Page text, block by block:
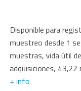
Disponible para
muestreo desde 1
muestras, vida útil
adquisiciones, 43,22
+ info